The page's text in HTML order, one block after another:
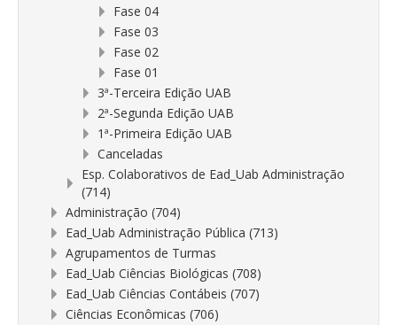
Fase 04
Fase 03
Fase 02
Fase 01
3ª-Terceira Edição UAB
2ª-Segunda Edição UAB
1ª-Primeira Edição UAB
Canceladas
Esp. Colaborativos de Ead_Uab Administração
(714)
Administração (704)
Ead_Uab Administração Pública (713)
Agrupamentos de Turmas
Ead_Uab Ciências Biológicas (708)
Ead_Uab Ciências Contábeis (707)
Ciências Econômicas (706)